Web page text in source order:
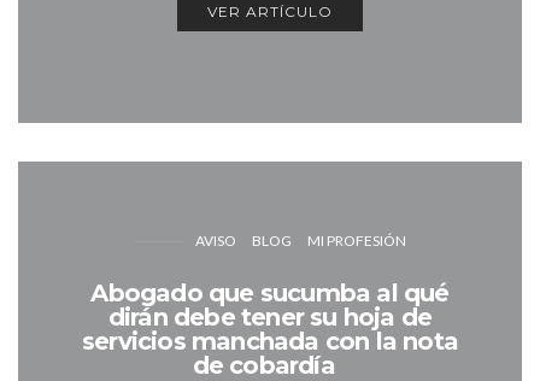
VER ARTÍCULO
AVISO BLOG MI PROFESIÓN
Abogado que sucumba al qué
dirán debe tener su hoja de
servicios manchada con la nota
de cobardía